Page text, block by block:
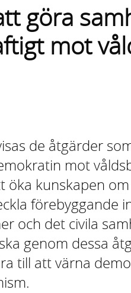
göra
mot
de åtgärder
mot
öka kunskapen
förebyggande
och det civila
genom dessa
till att värna